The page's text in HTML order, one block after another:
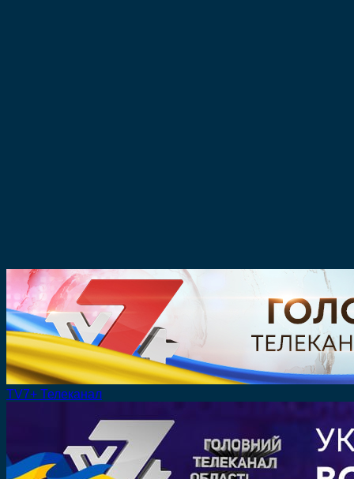
TV7+ Телеканал